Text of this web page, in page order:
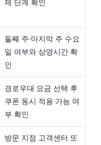
제 단계 확인
둘째 주·마지막 주 수요
일 여부와 상영시간 확
인
경로우대 요금 선택 후
쿠폰 동시 적용 가능 여
부 확인
방문 지점 고객센터 또